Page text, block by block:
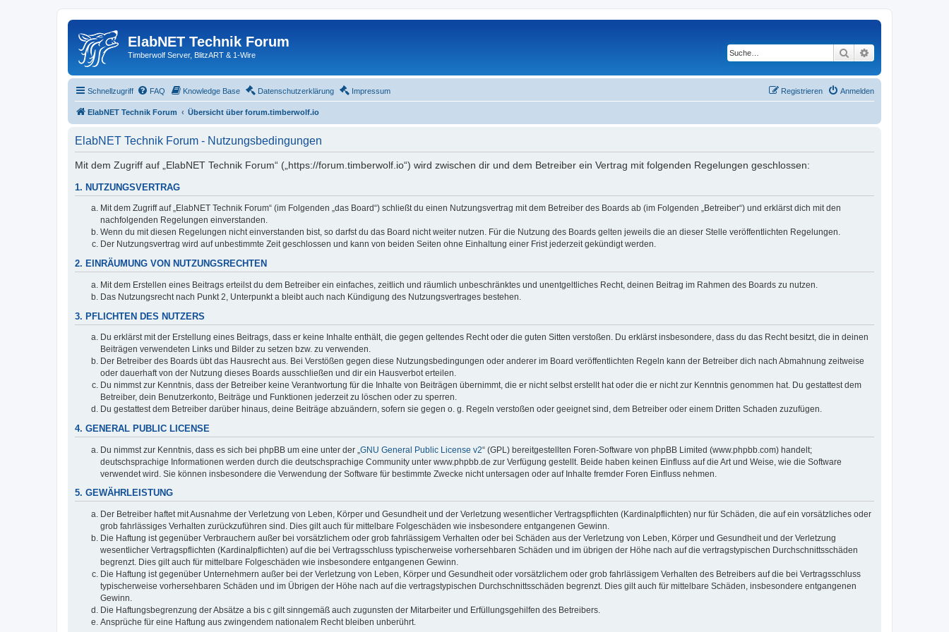
ElabNET Technik Forum
Timberwolf Server, BlitzART & 1-Wire Suche
Schnellzugriff FAQ Knowledge Base Datenschutzerklärung Impressum Anmelden
Registrieren
ElabNET Technik Forum Übersicht über forum.timberwolf.io
ElabNET Technik Forum - Nutzungsbedingungen
Mit dem Zugriff auf „ElabNET Technik Forum“ („https://forum.timberwolf.io“) wird zwischen dir und dem Betreiber ein Vertrag mit folgenden Regelungen geschlossen:
1. NUTZUNGSVERTRAG
Mit dem Zugriff auf „ElabNET Technik Forum“ (im Folgenden „das Board“) schließt du einen Nutzungsvertrag mit dem Betreiber des Boards ab (im Folgenden „Betreiber“) und erklärst dich mit den
nachfolgenden Regelungen einverstanden.
Wenn du mit diesen Regelungen nicht einverstanden bist, so darfst du das Board nicht weiter nutzen. Für die Nutzung des Boards gelten jeweils die an dieser Stelle veröffentlichten Regelungen.
Der Nutzungsvertrag wird auf unbestimmte Zeit geschlossen und kann von beiden Seiten ohne Einhaltung einer Frist jederzeit gekündigt werden.
2. EINRÄUMUNG VON NUTZUNGSRECHTEN
Mit dem Erstellen eines Beitrags erteilst du dem Betreiber ein einfaches, zeitlich und räumlich unbeschränktes und unentgeltliches Recht, deinen Beitrag im Rahmen des Boards zu nutzen.
Das Nutzungsrecht nach Punkt 2, Unterpunkt a bleibt auch nach Kündigung des Nutzungsvertrages bestehen.
3. PFLICHTEN DES NUTZERS
Du erklärst mit der Erstellung eines Beitrags, dass er keine Inhalte enthält, die gegen geltendes Recht oder die guten Sitten verstoßen. Du erklärst insbesondere, dass du das Recht besitzt, die in deinen
Beiträgen verwendeten Links und Bilder zu setzen bzw. zu verwenden.
Der Betreiber des Boards übt das Hausrecht aus. Bei Verstößen gegen diese Nutzungsbedingungen oder anderer im Board veröffentlichten Regeln kann der Betreiber dich nach Abmahnung zeitweise
oder dauerhaft von der Nutzung dieses Boards ausschließen und dir ein Hausverbot erteilen.
Du nimmst zur Kenntnis, dass der Betreiber keine Verantwortung für die Inhalte von Beiträgen übernimmt, die er nicht selbst erstellt hat oder die er nicht zur Kenntnis genommen hat. Du gestattest dem
Betreiber, dein Benutzerkonto, Beiträge und Funktionen jederzeit zu löschen oder zu sperren.
Du gestattest dem Betreiber darüber hinaus, deine Beiträge abzuändern, sofern sie gegen o. g. Regeln verstoßen oder geeignet sind, dem Betreiber oder einem Dritten Schaden zuzufügen.
4. GENERAL PUBLIC LICENSE
Du nimmst zur Kenntnis, dass es sich bei phpBB um eine unter der „ GNU General Public License v2“ (GPL) bereitgestellten Foren-Software von phpBB Limited (www.phpbb.com) handelt;
deutschsprachige Informationen werden durch die deutschsprachige Community unter www.phpbb.de zur Verfügung gestellt. Beide haben keinen Einfluss auf die Art und Weise, wie die Software
verwendet wird. Sie können insbesondere die Verwendung der Software für bestimmte Zwecke nicht untersagen oder auf Inhalte fremder Foren Einfluss nehmen.
5. GEWÄHRLEISTUNG
Der Betreiber haftet mit Ausnahme der Verletzung von Leben, Körper und Gesundheit und der Verletzung wesentlicher Vertragspflichten (Kardinalpflichten) nur für Schäden, die auf ein vorsätzliches oder
grob fahrlässiges Verhalten zurückzuführen sind. Dies gilt auch für mittelbare Folgeschäden wie insbesondere entgangenen Gewinn.
Die Haftung ist gegenüber Verbrauchern außer bei vorsätzlichem oder grob fahrlässigem Verhalten oder bei Schäden aus der Verletzung von Leben, Körper und Gesundheit und der Verletzung
wesentlicher Vertragspflichten (Kardinalpflichten) auf die bei Vertragsschluss typischerweise vorhersehbaren Schäden und im übrigen der Höhe nach auf die vertragstypischen Durchschnittsschäden
begrenzt. Dies gilt auch für mittelbare Folgeschäden wie insbesondere entgangenen Gewinn.
Die Haftung ist gegenüber Unternehmern außer bei der Verletzung von Leben, Körper und Gesundheit oder vorsätzlichem oder grob fahrlässigem Verhalten des Betreibers auf die bei Vertragsschluss
typischerweise vorhersehbaren Schäden und im Übrigen der Höhe nach auf die vertragstypischen Durchschnittsschäden begrenzt. Dies gilt auch für mittelbare Schäden, insbesondere entgangenen
Gewinn.
Die Haftungsbegrenzung der Absätze a bis c gilt sinngemäß auch zugunsten der Mitarbeiter und Erfüllungsgehilfen des Betreibers.
Ansprüche für eine Haftung aus zwingendem nationalem Recht bleiben unberührt.